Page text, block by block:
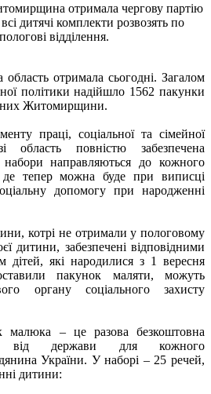
отримала чергову партію
дитячі комплекти розвозять по
відділення.
отримала сьогодні. Загалом
політики надійшло 1562 пакунки
Житомирщини.
праці, соціальної та сімейної
область повністю забезпечена
направляються до кожного
де тепер можна буде при виписці
допомогу при народженні
котрі не отримали у пологовому
дитини, забезпечені відповідними
дітей, які народилися з 1 вересня
пакунок маляти, можуть
органу соціального захисту
малюка – це разова безкоштовна
від держави для кожного
України. У наборі – 25 речей,
дитини: